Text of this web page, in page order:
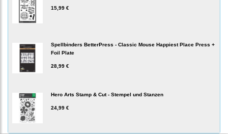
15,99 €
Spellbinders BetterPress - Classic Mouse Happiest Place Press +
Foil Plate
28,99 €
Hero Arts Stamp & Cut - Stempel und Stanzen
24,99 €